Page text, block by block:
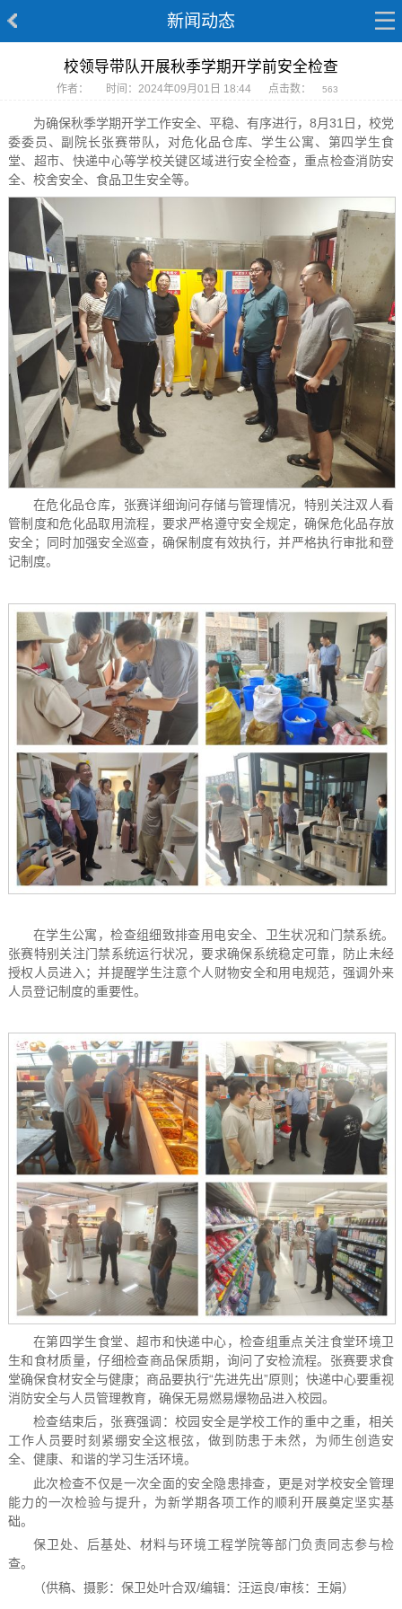
新闻动态
校领导带队开展秋季学期开学前安全检查
作者： 时间：2024年09月01日 18:44 点击数： 563
为确保秋季学期开学工作安全、平稳、有序进行，8月31日，校党
委委员、副院长张赛带队，对危化品仓库、学生公寓、第四学生食
堂、超市、快递中心等学校关键区域进行安全检查，重点检查消防安
全、校舍安全、食品卫生安全等。
在危化品仓库，张赛详细询问存储与管理情况，特别关注双人看
管制度和危化品取用流程，要求严格遵守安全规定，确保危化品存放
安全；同时加强安全巡查，确保制度有效执行，并严格执行审批和登
记制度。
在学生公寓，检查组细致排查用电安全、卫生状况和门禁系统。
张赛特别关注门禁系统运行状况，要求确保系统稳定可靠，防止未经
授权人员进入；并提醒学生注意个人财物安全和用电规范，强调外来
人员登记制度的重要性。
在第四学生食堂、超市和快递中心，检查组重点关注食堂环境卫
生和食材质量，仔细检查商品保质期，询问了安检流程。张赛要求食
堂确保食材安全与健康；商品要执行“先进先出”原则；快递中心要重视
消防安全与人员管理教育，确保无易燃易爆物品进入校园。
检查结束后，张赛强调：校园安全是学校工作的重中之重，相关
工作人员要时刻紧绷安全这根弦，做到防患于未然，为师生创造安
全、健康、和谐的学习生活环境。
此次检查不仅是一次全面的安全隐患排查，更是对学校安全管理
能力的一次检验与提升，为新学期各项工作的顺利开展奠定坚实基
础。
保卫处、后基处、材料与环境工程学院等部门负责同志参与检
查。
（供稿、摄影：保卫处叶合双/编辑：汪运良/审核：王娟）